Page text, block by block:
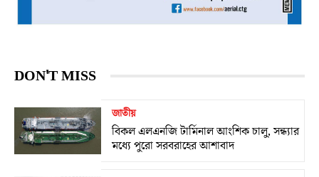
DON'T MISS
জাতীয়
বিকল এলএনজি টার্মিনাল আংশিক চালু, সন্ধ্যার
মধ্যে পুরো সরবরাহের আশাবাদ